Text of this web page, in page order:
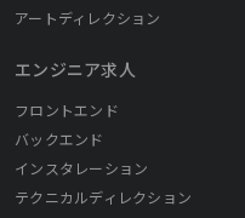
アートディレクション
エンジニア求人
フロントエンド
バックエンド
インスタレーション
テクニカルディレクション